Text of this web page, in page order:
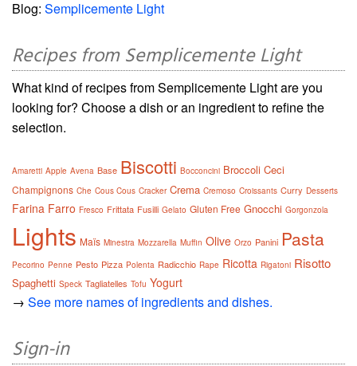
Blog: Semplicemente Light
Recipes from Semplicemente Light
What kind of recipes from Semplicemente Light are you
looking for? Choose a dish or an ingredient to refine the
selection.
Amaretti Apple Avena Base Biscotti Bocconcini Broccoli Ceci
Champignons Che Cous Cous Cracker Crema Cremoso Croissants Curry Desserts
Farina Farro Fresco Frittata Fusilli Gelato Gluten Free Gnocchi Gorgonzola
Lights Maïs Minestra Mozzarella Muffin Olive Orzo Panini Pasta
Pecorino Penne Pesto Pizza Polenta Radicchio Rape Ricotta Rigatoni Risotto
Spaghetti Speck Tagliatelles Tofu Yogurt
→ See more names of ingredients and dishes.
Sign-in